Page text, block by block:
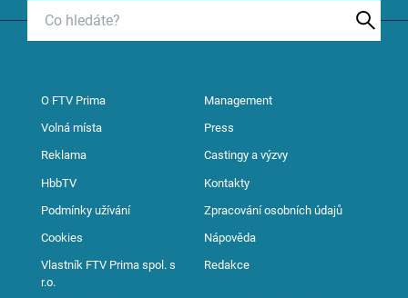
O FTV Prima Management
Volná místa Press
Reklama Castingy a výzvy
HbbTV Kontakty
Podmínky užívání Zpracování osobních údajů
Cookies Nápověda
Vlastník FTV Prima spol. s
r.o.
Redakce